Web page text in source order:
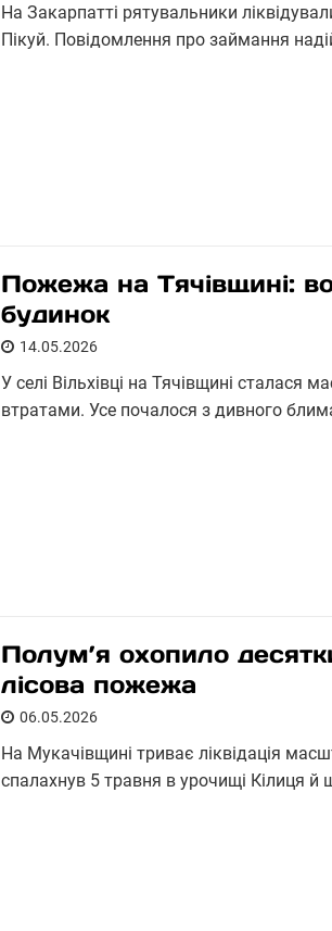
На Закарпатті рятувальники
Пікуй. Повідомлення про займання
Пожежа на Тячівщині:
будинок
14.05.2026
У селі Вільхівці на Тячівщині
втратами. Усе почалося з дивного
Полум’я охопило
лісова пожежа
06.05.2026
На Мукачівщині триває ліквідація
спалахнув 5 травня в урочищі Кілиця